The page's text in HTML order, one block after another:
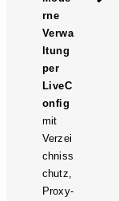
rne
Verwa
ltung
per
LiveC
onfig
mit
Verzei
chniss
chutz,
Proxy-